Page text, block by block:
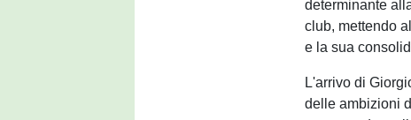
determinante
club, mettendo
e la sua
L'arrivo di
delle ambizioni